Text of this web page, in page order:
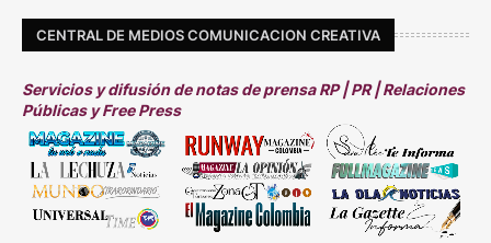
CENTRAL DE MEDIOS COMUNICACION CREATIVA
Servicios y difusión de notas de prensa RP | PR | Relaciones
Públicas y Free Press